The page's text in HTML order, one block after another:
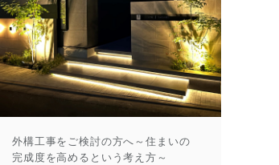
外構工事をご検討の方へ～住まいの
完成度を高めるという考え方～